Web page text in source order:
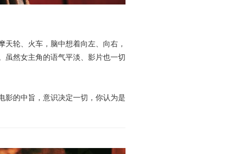
轮、火车，脑中想着向左、向右，
虽然女主角的语气平淡、影片也一切
影的中旨，意识决定一切，你认为是